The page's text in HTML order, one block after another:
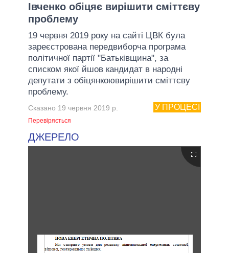
Івченко обіцяє вирішити сміттєву
проблему
19 червня 2019 року на сайті ЦВК була
зареєстрована передвиборча програма
політичної партії "Батьківщина", за
списком якої йшов кандидат в народні
депутати з обіцянкоювирішити сміттєву
проблему.
У ПРОЦЕСІ
Сказано 19 червня 2019 р.
Перевіряється
ДЖЕРЕЛО